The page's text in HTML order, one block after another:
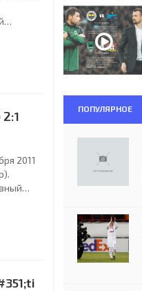
2011
Тим де
ПОПУЛЯРНОЕ